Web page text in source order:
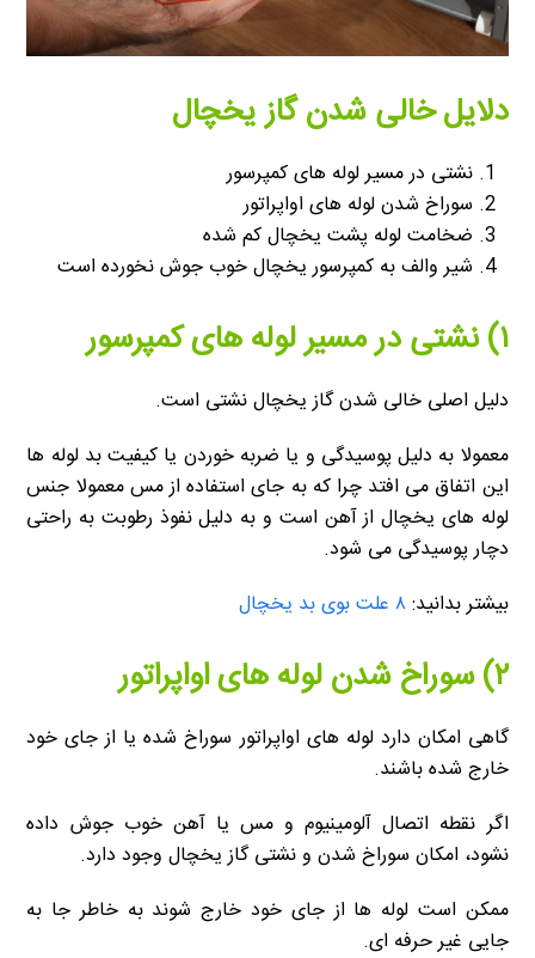
دلایل خالی شدن گاز یخچال
نشتی در مسیر لوله های کمپرسور
سوراخ شدن لوله های اواپراتور
ضخامت لوله پشت یخچال کم شده
شیر والف به کمپرسور یخچال خوب جوش نخورده است
۱) نشتی در مسیر لوله های کمپرسور
دلیل اصلی خالی شدن گاز یخچال نشتی است.
معمولا به دلیل پوسیدگی و یا ضربه خوردن یا کیفیت بد لوله ها
این اتفاق می افتد چرا که به جای استفاده از مس معمولا جنس
لوله های یخچال از آهن است و به دلیل نفوذ رطوبت به راحتی
دچار پوسیدگی می شود.
بیشتر بدانید:۸ علت بوی بد یخچال
۲) سوراخ شدن لوله های اواپراتور
گاهی امکان دارد لوله های اواپراتور سوراخ شده یا از جای خود
خارج شده باشند.
اگر نقطه اتصال آلومینیوم و مس یا آهن خوب جوش داده
نشود، امکان سوراخ شدن و نشتی گاز یخچال وجود دارد.
ممکن است لوله ها از جای خود خارج شوند به خاطر جا به
جایی غیر حرفه ای.